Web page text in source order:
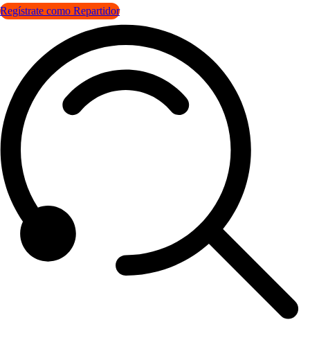
Regístrate como Repartidor